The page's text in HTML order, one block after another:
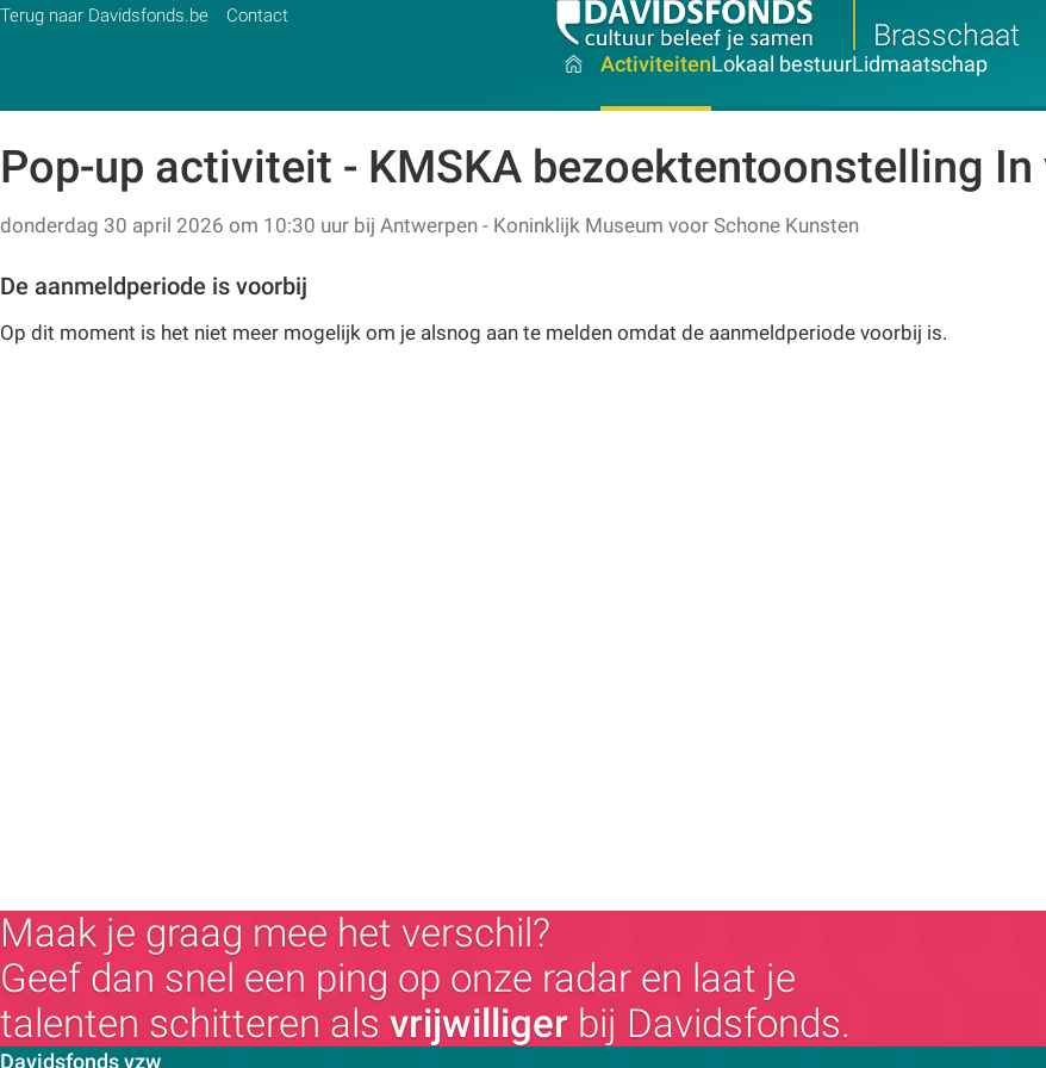
Terug naar Davidsfonds.be Contact
Brasschaat
ActiviteitenLokaal bestuurLidmaatschap
Pop-up activiteit - KMSKA bezoektentoonstelling
donderdag 30 april 2026 om 10:30 uur bij Antwerpen - Koninklijk Museum voor Schone Kunsten
De aanmeldperiode is voorbij
Op dit moment is het niet meer mogelijk om je alsnog aan te melden omdat de aanmeldperiode voorbij is.
Maak je graag mee het verschil?
Geef dan snel een ping op onze radar en laat je
talenten schitteren als vrijwilliger bij Davidsfonds.
Davidsfonds vzwContactpersoon: